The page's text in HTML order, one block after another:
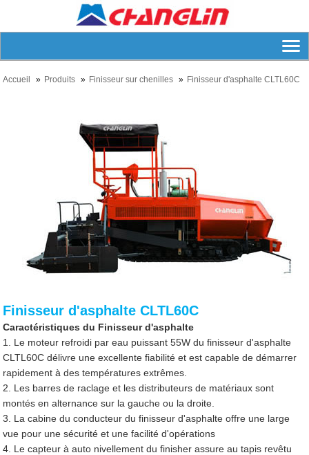
Accueil Produits Finisseur sur chenilles Finisseur d'asphalte CLTL60C
Finisseur d'asphalte CLTL60C
Caractéristiques du Finisseur d'asphalte
1. Le moteur refroidi par eau puissant 55W du finisseur d'asphalte
CLTL60C délivre une excellente fiabilité et est capable de démarrer
rapidement à des températures extrêmes.
2. Les barres de raclage et les distributeurs de matériaux sont
montés en alternance sur la gauche ou la droite.
3. La cabine du conducteur du finisseur d'asphalte offre une large
vue pour une sécurité et une facilité d'opérations
4. Le capteur à auto nivellement du finisher assure au tapis revêtu